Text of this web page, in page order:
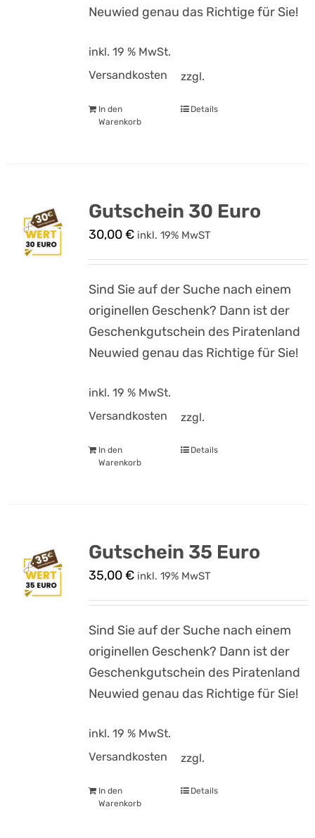
Neuwied genau das Richtige für Sie!
inkl. 19 % MwSt.
zzgl.
Versandkosten
In den
Warenkorb
Details
Gutschein 30 Euro
30,00€ inkl. 19% MwST
Sind Sie auf der Suche nach einem
originellen Geschenk? Dann ist der
Geschenkgutschein des Piratenland
Neuwied genau das Richtige für Sie!
inkl. 19 % MwSt.
zzgl.
Versandkosten
In den
Warenkorb
Details
Gutschein 35 Euro
35,00€ inkl. 19% MwST
Sind Sie auf der Suche nach einem
originellen Geschenk? Dann ist der
Geschenkgutschein des Piratenland
Neuwied genau das Richtige für Sie!
inkl. 19 % MwSt.
zzgl.
Versandkosten
In den
Warenkorb
Details